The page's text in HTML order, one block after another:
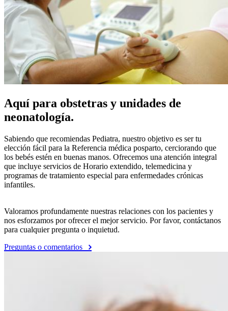
Aquí para obstetras y unidades de
neonatología.
Sabiendo que recomiendas Pediatra, nuestro objetivo es ser tu
elección fácil para la Referencia médica posparto, cerciorando que
los bebés estén en buenas manos. Ofrecemos una atención integral
que incluye servicios de Horario extendido, telemedicina y
programas de tratamiento especial para enfermedades crónicas
infantiles.
Valoramos profundamente nuestras relaciones con los pacientes y
nos esforzamos por ofrecer el mejor servicio. Por favor, contáctanos
para cualquier pregunta o inquietud.
Preguntas o comentarios